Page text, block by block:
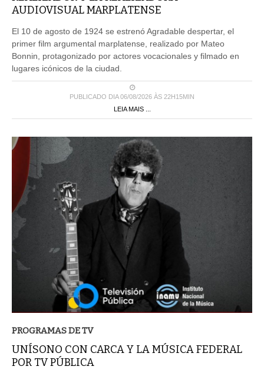
AUDIOVISUAL MARPLATENSE
El 10 de agosto de 1924 se estrenó Agradable despertar, el
primer film argumental marplatense, realizado por Mateo
Bonnin, protagonizado por actores vocacionales y filmado en
lugares icónicos de la ciudad.
PUBLICADO DIA 06/08/2026 ÀS 22H15MIN
LEIA MAIS ...
PROGRAMAS DE TV
UNÍSONO CON CARCA Y LA MÚSICA FEDERAL
POR TV PÚBLICA